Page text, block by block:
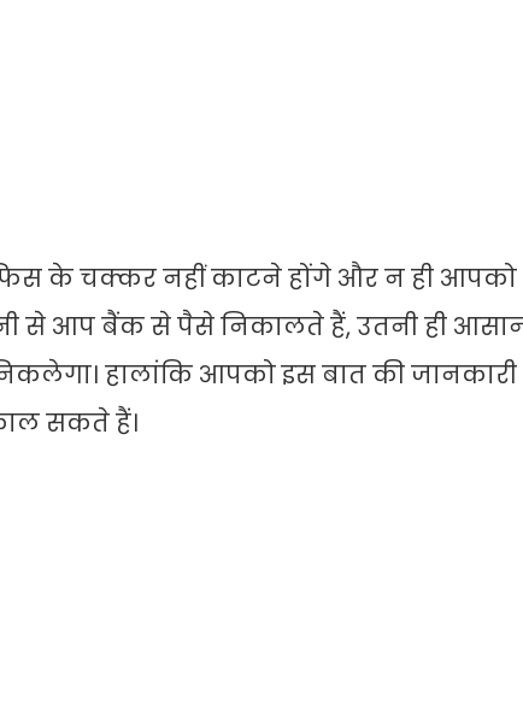
के चक्कर नहीं काटने होंगे और न ही आपको
से आप बैंक से पैसे निकालते हैं, उतनी ही
हालांकि आपको इस बात की जानकारी
सकते हैं।